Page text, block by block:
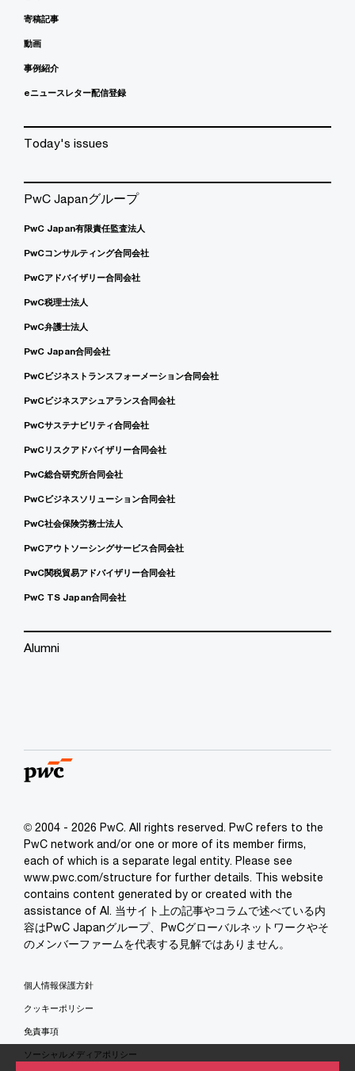
寄稿記事
動画
事例紹介
eニュースレター配信登録
Today's issues
PwC Japanグループ
PwC Japan有限責任監査法人
PwCコンサルティング合同会社
PwCアドバイザリー合同会社
PwC税理士法人
PwC弁護士法人
PwC Japan合同会社
PwCビジネストランスフォーメーション合同会社
PwCビジネスアシュアランス合同会社
PwCサステナビリティ合同会社
PwCリスクアドバイザリー合同会社
PwC総合研究所合同会社
PwCビジネスソリューション合同会社
PwC社会保険労務士法人
PwCアウトソーシングサービス合同会社
PwC関税貿易アドバイザリー合同会社
PwC TS Japan合同会社
Alumni
© 2004 - 2026 PwC. All rights reserved. PwC refers to the
PwC network and/or one or more of its member firms,
each of which is a separate legal entity. Please see
www.pwc.com/structure for further details. This website
contains content generated by or created with the
assistance of AI. 当サイト上の記事やコラムで述べている内
容はPwC Japanグループ、PwCグローバルネットワークやそ
のメンバーファームを代表する見解ではありません。
個人情報保護方針
クッキーポリシー
免責事項
ソーシャルメディアポリシー